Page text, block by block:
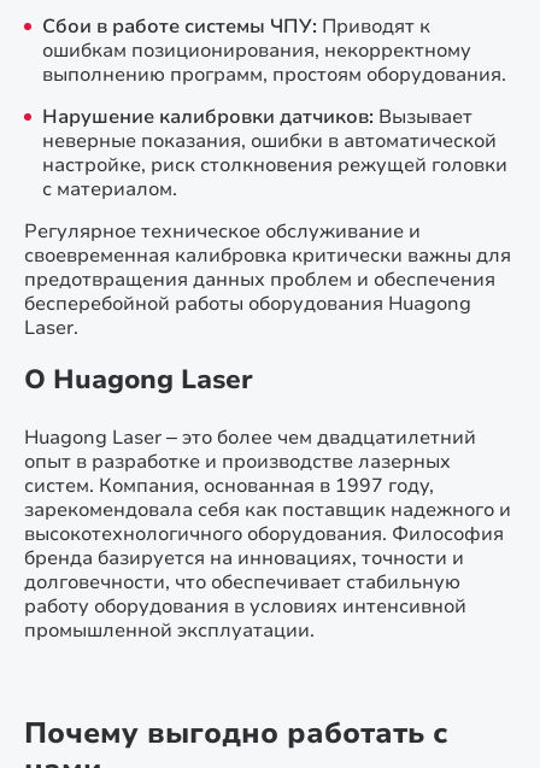
Сбои в работе системы ЧПУ: Приводят к
ошибкам позиционирования, некорректному
выполнению программ, простоям оборудования.
Нарушение калибровки датчиков: Вызывает
неверные показания, ошибки в автоматической
настройке, риск столкновения режущей головки
с материалом.
Регулярное техническое обслуживание и
своевременная калибровка критически важны для
предотвращения данных проблем и обеспечения
бесперебойной работы оборудования Huagong
Laser.
О Huagong Laser
Huagong Laser – это более чем двадцатилетний
опыт в разработке и производстве лазерных
систем. Компания, основанная в 1997 году,
зарекомендовала себя как поставщик надежного и
высокотехнологичного оборудования. Философия
бренда базируется на инновациях, точности и
долговечности, что обеспечивает стабильную
работу оборудования в условиях интенсивной
промышленной эксплуатации.
Почему выгодно работать с